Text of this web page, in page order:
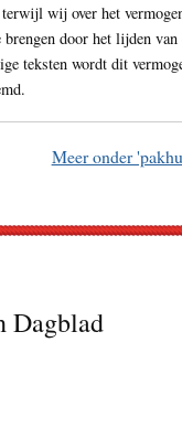
wij over het
door het lijden van
teksten wordt dit
Meer onder
Dagblad